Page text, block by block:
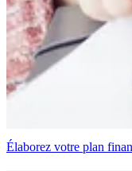
Élaborez votre plan